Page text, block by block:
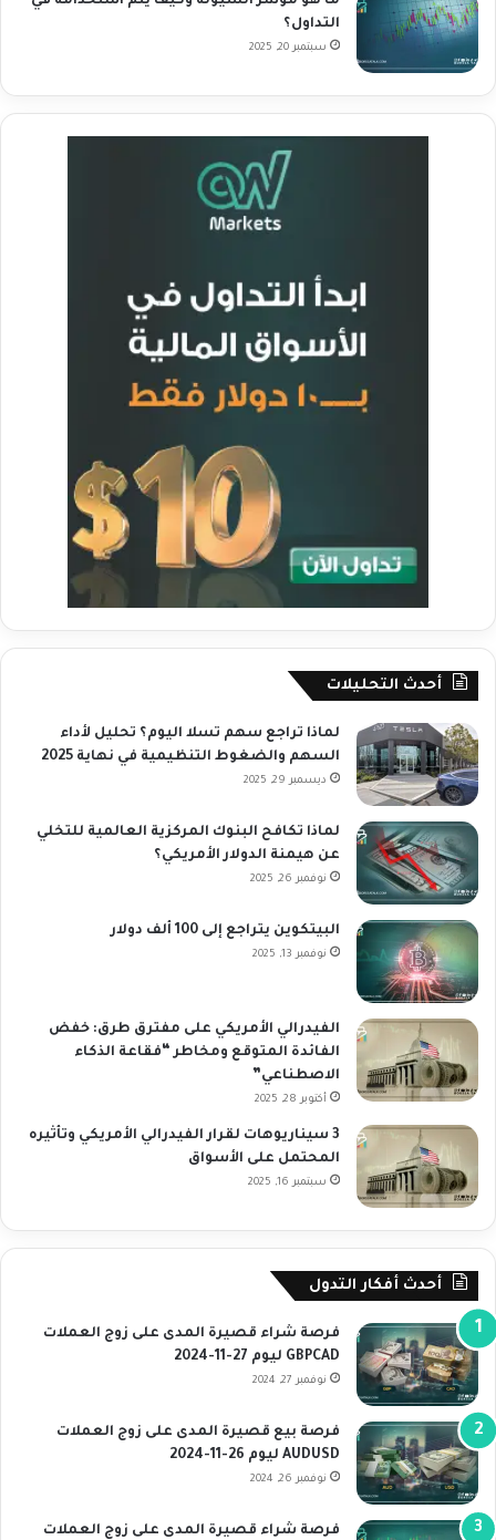
التداول؟
سبتمبر 20, 2025
أحدث التحليلات
لماذا تراجع سهم تسلا اليوم؟ تحليل لأداء
السهم والضغوط التنظيمية في نهاية 2025
ديسمبر 29, 2025
لماذا تكافح البنوك المركزية العالمية للتخلي
عن هيمنة الدولار الأمريكي؟
نوفمبر 26, 2025
البيتكوين يتراجع إلى 100 ألف دولار
نوفمبر 13, 2025
الفيدرالي الأمريكي على مفترق طرق: خفض
الفائدة المتوقع ومخاطر “فقاعة الذكاء
الاصطناعي”
أكتوبر 28, 2025
3 سيناريوهات لقرار الفيدرالي الأمريكي وتأثيره
المحتمل على الأسواق
سبتمبر 16, 2025
أحدث أفكار التدول
فرصة شراء قصيرة المدى على زوج العملات
GBPCAD ليوم 27-11-2024
نوفمبر 27, 2024
فرصة بيع قصيرة المدى على زوج العملات
AUDUSD ليوم 26-11-2024
نوفمبر 26, 2024
فرصة شراء قصيرة المدى على زوج العملات